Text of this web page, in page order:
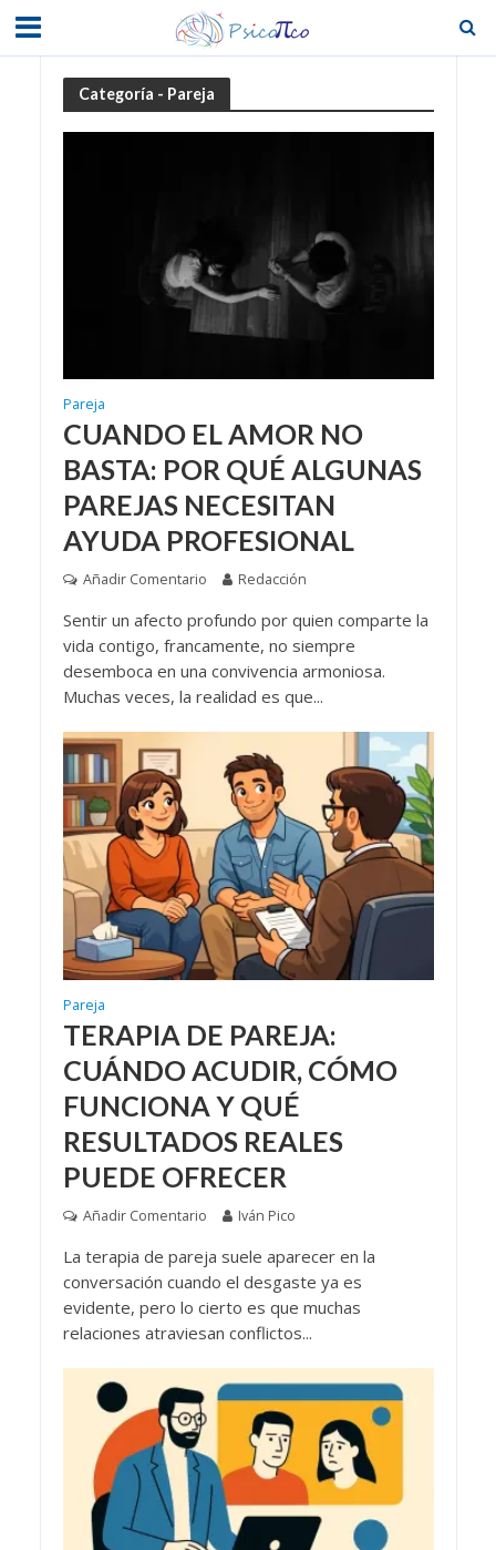
Categoría - Pareja
Pareja
CUANDO EL AMOR NO
BASTA: POR QUÉ ALGUNAS
PAREJAS NECESITAN
AYUDA PROFESIONAL
Añadir Comentario Redacción
Sentir un afecto profundo por quien comparte la
vida contigo, francamente, no siempre
desemboca en una convivencia armoniosa.
Muchas veces, la realidad es que...
Pareja
TERAPIA DE PAREJA:
CUÁNDO ACUDIR, CÓMO
FUNCIONA Y QUÉ
RESULTADOS REALES
PUEDE OFRECER
Añadir Comentario Iván Pico
La terapia de pareja suele aparecer en la
conversación cuando el desgaste ya es
evidente, pero lo cierto es que muchas
relaciones atraviesan conflictos...